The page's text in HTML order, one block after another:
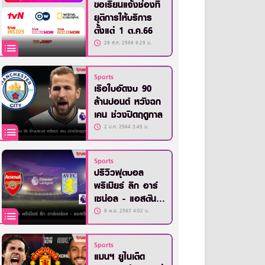
ขอเรียนแจ้งช่องที่
ยุติการให้บริการ
ตั้งแต่ 1 ต.ค.66
29 ส.ค. 2566 9:29 น.
Sports
เรือใบอัดงบ 90
ล้านปอนด์ หวังฉก
เคน ช่วงปิดฤดูกาล
2 ม.ค. 2564 3:45 น.
Sports
ปรีวิวฟุตบอล
พรีเมียร์ ลีก อาร์
เซน่อล - แอสตัน
วิลล่า8 พ.ย. 2563 4:02 น.
Sports
แมนฯ ยูไนเต็ด